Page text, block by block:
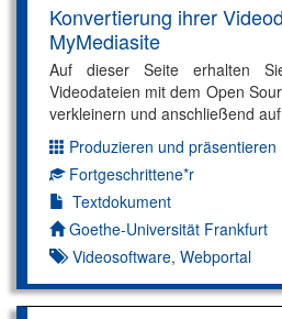
Konvertierung ihrer
MyMediasite
Auf dieser Seite erhalten
Videodateien mit dem Open
verkleinern und anschließend
Dimension:
Produzieren und präsentieren
Kompetenzniveau:
Fortgeschrittene*r
Textdokument
Autor*in:
Goethe-Universität Frankfurt
Videosoftware, Webportal